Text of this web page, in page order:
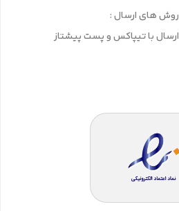
روش های ارسال :
ارسال با تیپاکس و پست پیشتاز